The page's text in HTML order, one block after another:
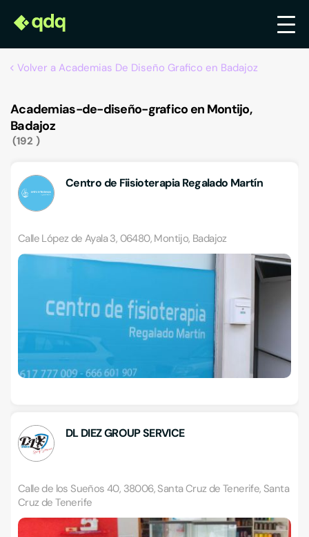
Volver a Academias De Diseño Grafico en Badajoz
Academias-de-diseño-grafico en Montijo,
Badajoz
192
Centro de Fiisioterapia Regalado Martín
Calle López de Ayala 3, 06480, Montijo, Badajoz
DL DIEZ GROUP SERVICE
Calle de los Sueños 40, 38006, Santa Cruz de Tenerife, Santa
Cruz de Tenerife